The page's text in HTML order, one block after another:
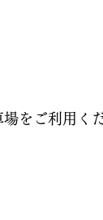
をご利用く